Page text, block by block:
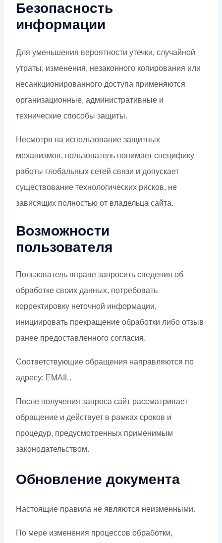
Безопасность
информации
Для уменьшения вероятности утечки, случайной
утраты, изменения, незаконного копирования или
несанкционированного доступа применяются
организационные, административные и
технические способы защиты.
Несмотря на использование защитных
механизмов, пользователь понимает специфику
работы глобальных сетей связи и допускает
существование технологических рисков, не
зависящих полностью от владельца сайта.
Возможности
пользователя
Пользователь вправе запросить сведения об
обработке своих данных, потребовать
корректировку неточной информации,
инициировать прекращение обработки либо отзыв
ранее предоставленного согласия.
Соответствующие обращения направляются по
адресу: EMAIL.
После получения запроса сайт рассматривает
обращение и действует в рамках сроков и
процедур, предусмотренных применимым
законодательством.
Обновление документа
Настоящие правила не являются неизменными.
По мере изменения процессов обработки,